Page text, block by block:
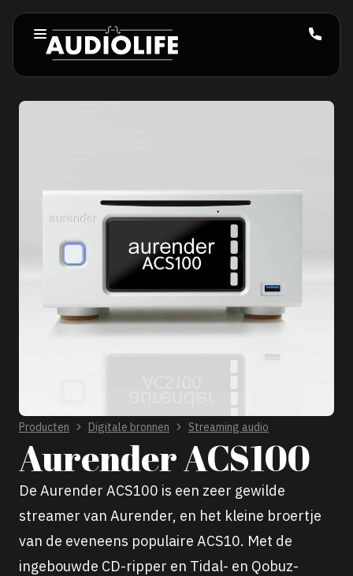
Producten Digitale bronnen Streaming audio
Aurender ACS100
De Aurender ACS100 is een zeer gewilde
streamer van Aurender, en het kleine broertje
van de eveneens populaire ACS10. Met de
ingebouwde CD-ripper en Tidal- en Qobuz-